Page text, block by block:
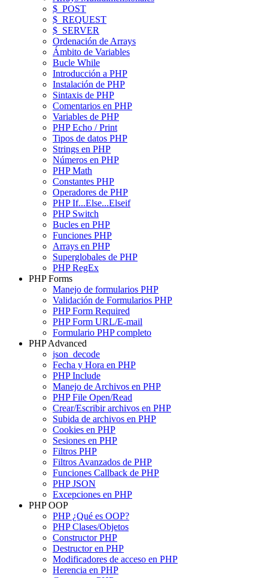
$_POST
$_REQUEST
$_SERVER
Ordenación de Arrays
Ámbito de Variables
Bucle While
Introducción a PHP
Instalación de PHP
Sintaxis de PHP
Comentarios en PHP
Variables de PHP
PHP Echo / Print
Tipos de datos PHP
Strings en PHP
Números en PHP
PHP Math
Constantes PHP
Operadores de PHP
PHP If...Else...Elseif
PHP Switch
Bucles en PHP
Funciones PHP
Arrays en PHP
Superglobales de PHP
PHP RegEx
PHP Forms
Manejo de formularios PHP
Validación de Formularios PHP
PHP Form Required
PHP Form URL/E-mail
Formulario PHP completo
PHP Advanced
json_decode
Fecha y Hora en PHP
PHP Include
Manejo de Archivos en PHP
PHP File Open/Read
Crear/Escribir archivos en PHP
Subida de archivos en PHP
Cookies en PHP
Sesiones en PHP
Filtros PHP
Filtros Avanzados de PHP
Funciones Callback de PHP
PHP JSON
Excepciones en PHP
PHP OOP
PHP ¿Qué es OOP?
PHP Clases/Objetos
Constructor PHP
Destructor en PHP
Modificadores de acceso en PHP
Herencia en PHP